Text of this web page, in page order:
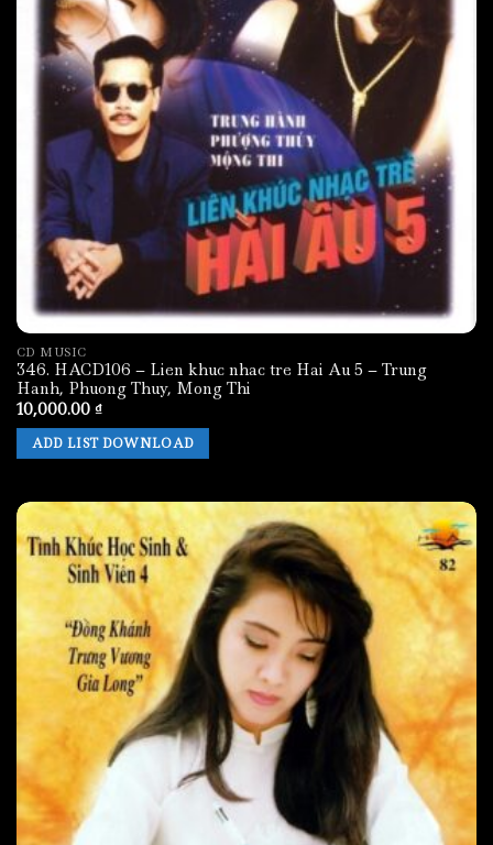
12. 12 - Thuy Tien - Em La Xuan Ve (Bao
Chan).mp3
13. 13 - Hop Ca - Xuan Da Ve (Minh Ky).mp3
CD MUSIC
346. HACD106 – Lien khuc nhac tre Hai Au 5 – Trung
Hanh, Phuong Thuy, Mong Thi
10,000.00 ₫
ADD LIST DOWNLOAD